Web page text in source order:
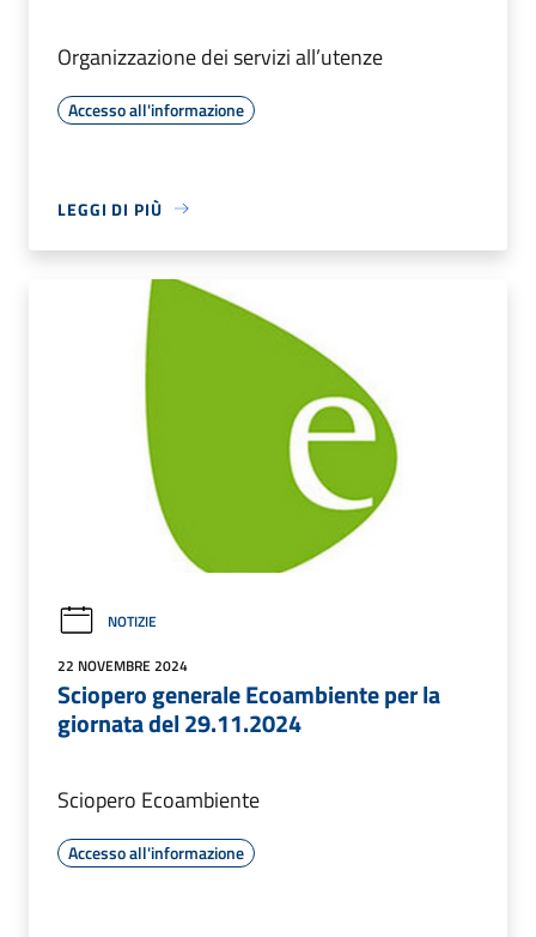
Organizzazione dei servizi all’utenze
Accesso all'informazione
LEGGI DI PIÙ
NOTIZIE
22 NOVEMBRE 2024
Sciopero generale Ecoambiente per la
giornata del 29.11.2024
Sciopero Ecoambiente
Accesso all'informazione